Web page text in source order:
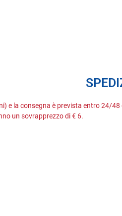
e la consegna è prevista entro 24/
un sovrapprezzo di € 6.